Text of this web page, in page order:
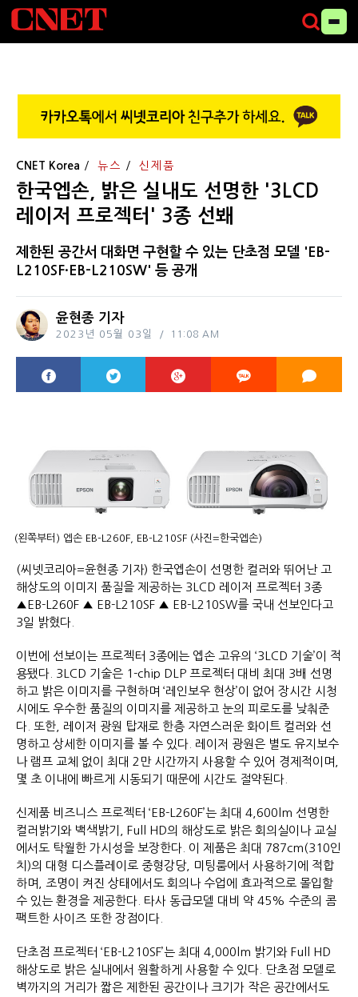
CNET Korea 뉴스 신제품
한국엡손, 밝은 실내도 선명한 '3LCD
레이저 프로젝터' 3종 선봬
제한된 공간서 대화면 구현할 수 있는 단초점 모델 'EB-
L210SF·EB-L210SW' 등 공개
윤현종 기자
2023년 05월 03일 11:08 AM
(왼쪽부터) 엡손 EB-L260F, EB-L210SF (사진=한국엡손)
(씨넷코리아=윤현종 기자) 한국엡손이 선명한 컬러와 뛰어난 고
해상도의 이미지 품질을 제공하는 3LCD 레이저 프로젝터 3종
▲EB-L260F ▲ EB-L210SF ▲ EB-L210SW를 국내 선보인다고
3일 밝혔다.
이번에 선보이는 프로젝터 3종에는 엡손 고유의 ‘3LCD 기술’이 적
용됐다. 3LCD 기술은 1-chip DLP 프로젝터 대비 최대 3배 선명
하고 밝은 이미지를 구현하며 ‘레인보우 현상’이 없어 장시간 시청
시에도 우수한 품질의 이미지를 제공하고 눈의 피로도를 낮춰준
다. 또한, 레이저 광원 탑재로 한층 자연스러운 화이트 컬러와 선
명하고 상세한 이미지를 볼 수 있다. 레이저 광원은 별도 유지보수
나 램프 교체 없이 최대 2만 시간까지 사용할 수 있어 경제적이며,
몇 초 이내에 빠르게 시동되기 때문에 시간도 절약된다.
신제품 비즈니스 프로젝터 ‘EB-L260F’는 최대 4,600lm 선명한
컬러밝기와 백색밝기, Full HD의 해상도로 밝은 회의실이나 교실
에서도 탁월한 가시성을 보장한다. 이 제품은 최대 787cm(310인
치)의 대형 디스플레이로 중형강당, 미팅룸에서 사용하기에 적합
하며, 조명이 켜진 상태에서도 회의나 수업에 효과적으로 몰입할
수 있는 환경을 제공한다. 타사 동급모델 대비 약 45% 수준의 콤
팩트한 사이즈 또한 장점이다.
단초점 프로젝터 ‘EB-L210SF’는 최대 4,000lm 밝기와 Full HD
해상도로 밝은 실내에서 원활하게 사용할 수 있다. 단초점 모델로
벽까지의 거리가 짧은 제한된 공간이나 크기가 작은 공간에서도